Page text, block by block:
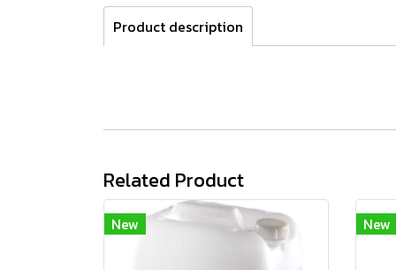
Product description
Related Product
New New